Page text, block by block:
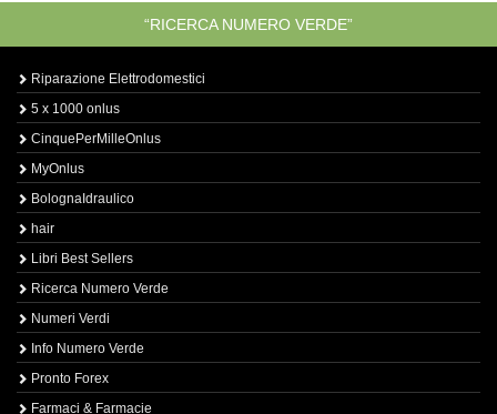
“RICERCA NUMERO VERDE”
Riparazione Elettrodomestici
5 x 1000 onlus
CinquePerMilleOnlus
MyOnlus
BolognaIdraulico
hair
Libri Best Sellers
Ricerca Numero Verde
Numeri Verdi
Info Numero Verde
Pronto Forex
Farmaci & Farmacie